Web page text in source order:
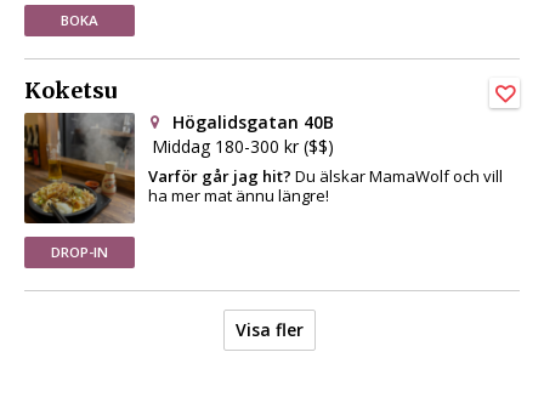
BOKA
Koketsu
DROP-IN
Högalidsgatan 40B
Middag 180-300 kr ($$)
Varför går jag hit? Du älskar MamaWolf och vill
ha mer mat ännu längre!
Visa fler